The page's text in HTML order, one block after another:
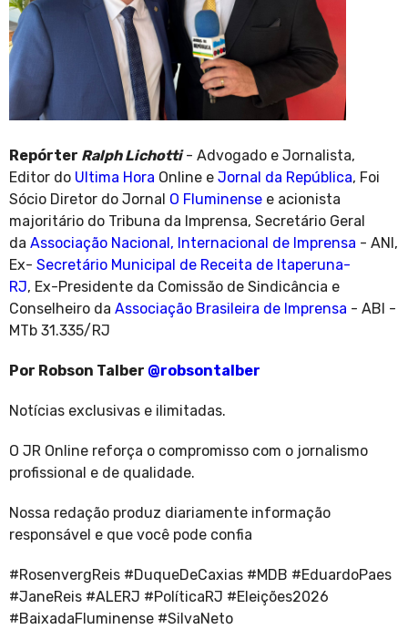
Repórter Ralph Lichotti- Advogado e Jornalista,
Editor do Ultima Hora Online e Jornal da República, Foi
Sócio Diretor do Jornal O Fluminense e acionista
majoritário do Tribuna da Imprensa, Secretário Geral
da Associação Nacional, Internacional de Imprensa - ANI,
Ex- Secretário Municipal de Receita de Itaperuna-
RJ, Ex-Presidente da Comissão de Sindicância e
Conselheiro da Associação Brasileira de Imprensa - ABI -
MTb 31.335/RJ
Por Robson Talber @robsontalber
Notícias exclusivas e ilimitadas.
O JR Online reforça o compromisso com o jornalismo
profissional e de qualidade.
Nossa redação produz diariamente informação
responsável e que você pode confia
#RosenvergReis #DuqueDeCaxias #MDB #EduardoPaes
#JaneReis #ALERJ #PolíticaRJ #Eleições2026
#BaixadaFluminense #SilvaNeto